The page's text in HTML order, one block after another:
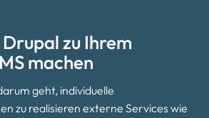
zu Ihrem
machen
geht, individuelle
zu realisieren externe Services wie